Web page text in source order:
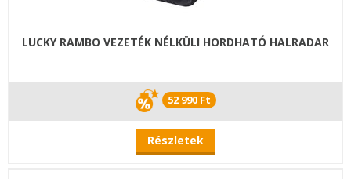
LUCKY RAMBO VEZETÉK NÉLKÜLI HORDHATÓ HALRADAR
52 990 Ft
Részletek